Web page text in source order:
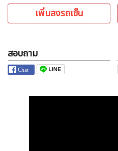
เพิ่มลงรถเข็น
สอบถาม